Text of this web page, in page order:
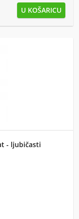
- ljubičasti